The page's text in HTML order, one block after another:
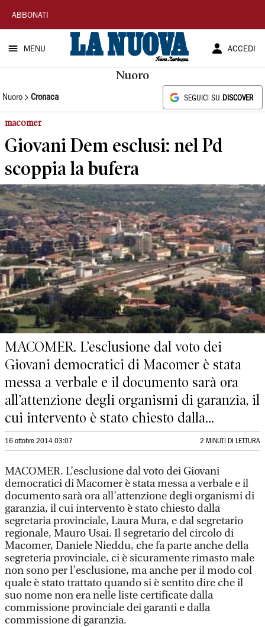
La
Nuova
Sardegna
ABBONATI
MENU ACCEDI
Nuoro
Nuoro Cronaca SEGUICI SU DISCOVER
macomer
Giovani Dem esclusi: nel Pd
scoppia la bufera
MACOMER. L’esclusione dal voto dei
Giovani democratici di Macomer è stata
messa a verbale e il documento sarà ora
all’attenzione degli organismi di garanzia, il
cui intervento è stato chiesto dalla...
16 ottobre 2014 03:07 2 MINUTI DI LETTURA
MACOMER. L’esclusione dal voto dei Giovani
democratici di Macomer è stata messa a verbale e il
documento sarà ora all’attenzione degli organismi di
garanzia, il cui intervento è stato chiesto dalla
segretaria provinciale, Laura Mura, e dal segretario
regionale, Mauro Usai. Il segretario del circolo di
Macomer, Daniele Nieddu, che fa parte anche della
segreteria provinciale, ci è sicuramente rimasto male
non sono per l’esclusione, ma anche per il modo col
quale è stato trattato quando si è sentito dire che il
suo nome non era nelle liste certificate dalla
commissione provinciale dei garanti e dalla
commissione di garanzia.